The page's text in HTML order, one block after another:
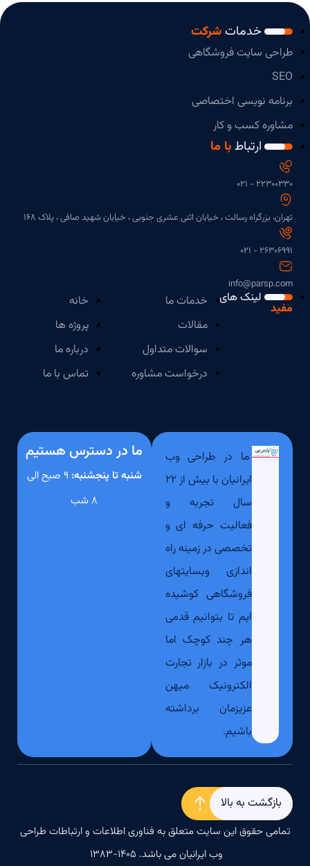
لینک های
مفید
خدمات ما
مقالات
سوالات متداول
درخواست مشاوره
خانه
پروژه ها
درباره ما
تماس با ما
ارتباطبا ما
۲۲۳۰۰۳۳۰ - 021
تهران، بزرگراه رسالت ، خیابان اثنی عشری جنوبی ، خیابان شهید صافی ، پلاک 168
۲۶۳۰۶۹۹۱ - ۰۲۱
info@parsp.com
خدمات شرکت
طراحی سایت فروشگاهی
SEO
برنامه نویسی اختصاصی
مشاوره کسب و کار
ما در طراحی وب
ایرانیان با بیش از ۲۲
سال تجربه و
فعالیت حرفه ای و
تخصصی در زمینه راه
اندازی وبسایتهای
فروشگاهی کوشیده
ایم تا بتوانیم قدمی
هر چند کوچک اما
موثر در بازار تجارت
الکترونیک میهن
عزیزمان برداشته
باشیم.
ما در دسترس هستیم
شنبه تا پنجشنبه:
۹ صبح الی
۸ شب
تمامی حقوق این سایت متعلق به فناوری اطلاعات و ارتباطات طراحی
وب ایرانیان می باشد. ۱۴۰۵-۱۳۸۳
بازگشت به بالا